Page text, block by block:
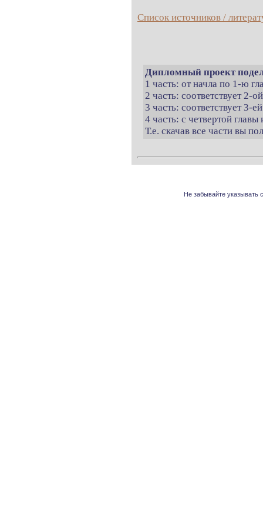
Список источников /
Дипломный проект
1 часть: от начла по 1-ю
2 часть: соответствует 2-
3 часть: соответствует 3-
4 часть: с четвертой
Т.е. скачав все части вы
Не забывайте указывать